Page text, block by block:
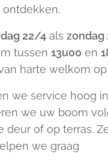
ontdekken.
22/4 als zondag
tussen 13u00 en
harte welkom
we service hoog
we uw boom
deur of op terras.
we graag 😃